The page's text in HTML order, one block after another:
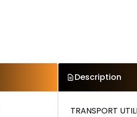
Description
TRANSPORT